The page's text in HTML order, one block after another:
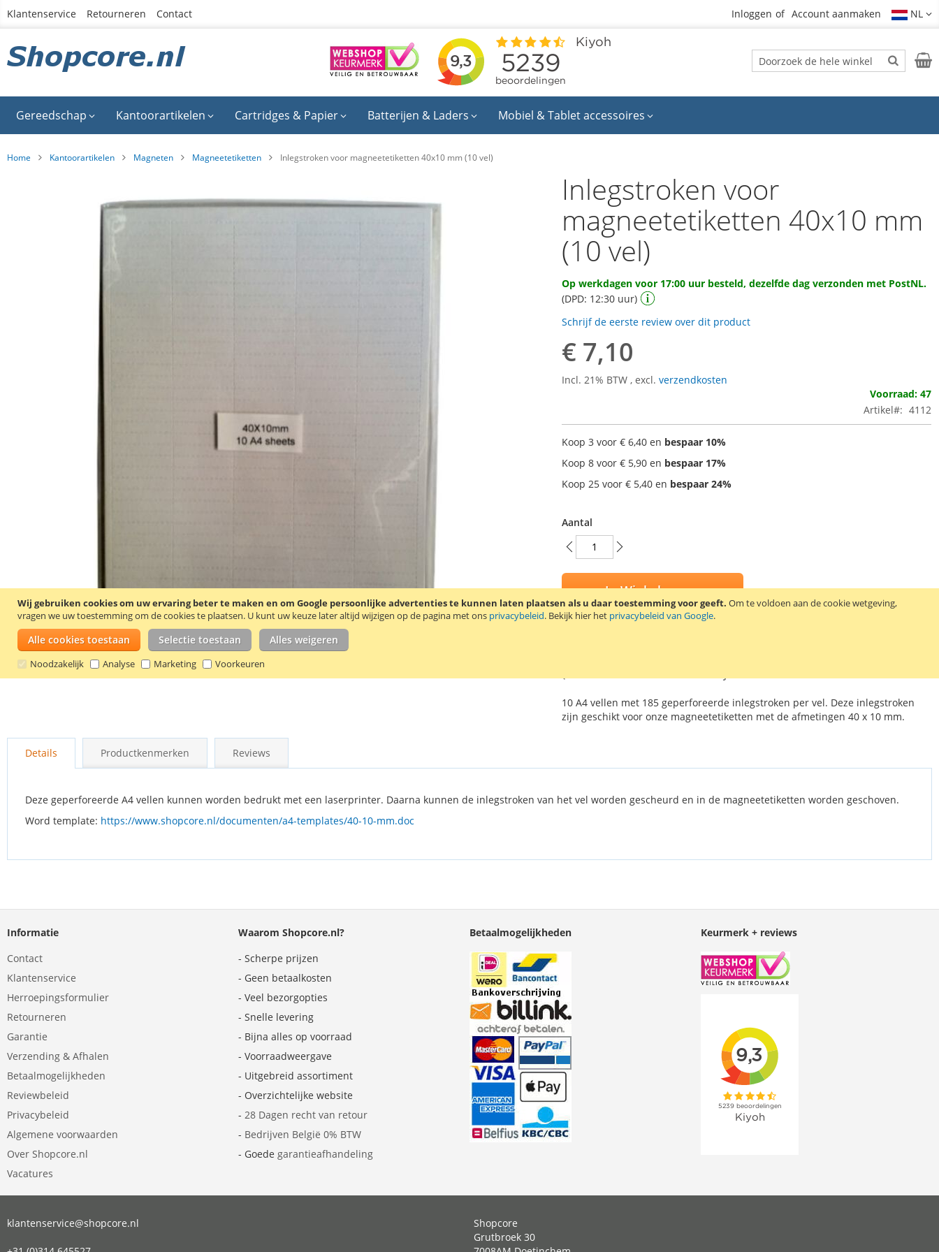
Wij gebruiken cookies om uw ervaring beter te maken en om Google persoonlijke advertenties te kunnen laten plaatsen als u daar toestemming voor geeft. Om te voldoen aan de cookie wetgeving,
vragen we uw toestemming om de cookies te plaatsen. U kunt uw keuze later altijd wijzigen op de pagina met ons privacybeleid. Bekijk hier het privacybeleid van Google.
Alle cookies toestaan Selectie toestaan Alles weigeren
Noodzakelijk Analyse Marketing Voorkeuren
Ga
inhoud
Klantenservice Retourneren Contact Inloggen Account aanmaken NL
Zoek
Zoek
Gereedschap Kantoorartikelen Cartridges & Papier Batterijen & Laders Mobiel & Tablet accessoires
Home Kantoorartikelen Magneten Magneetetiketten Inlegstroken voor magneetetiketten 40x10 mm (10 vel)
het
begin
gallerij
Inlegstroken voor
magneetetiketten 40x10 mm
(10 vel)
Op werkdagen voor 17:00 uur besteld, dezelfde dag verzonden met PostNL.
(DPD: 12:30 uur)
Schrijf de eerste review over dit product
€ 7,10
Incl. 21% BTW, excl.verzendkosten
Voorraad: 47
Artikel
4112
Koop 3 voor€ 6,40 en bespaar 10%
Koop 8 voor€ 5,90 en bespaar 17%
Koop 25 voor€ 5,40 en bespaar 24%
Aantal
In Winkelwagen
10 A4 vellen met 185 geperforeerde inlegstroken per vel. Deze inlegstroken
zijn geschikt voor onze magneetetiketten met de afmetingen 40 x 10 mm.
Details Productkenmerken Reviews
Deze geperforeerde A4 vellen kunnen worden bedrukt met een laserprinter. Daarna kunnen de inlegstroken van het vel worden gescheurd en in de magneetetiketten worden geschoven.
Word template: https://www.shopcore.nl/documenten/a4-templates/40-10-mm.doc
Informatie
Contact
Klantenservice
Herroepingsformulier
Retourneren
Garantie
Verzending & Afhalen
Betaalmogelijkheden
Reviewbeleid
Privacybeleid
Algemene voorwaarden
Over Shopcore.nl
Vacatures
Waarom Shopcore.nl?
- Scherpe prijzen
- Geen betaalkosten
- Veel bezorgopties
- Snelle levering
- Bijna alles op voorraad
- Voorraadweergave
- Uitgebreid assortiment
- Overzichtelijke website
- 28 Dagen recht van retour
- Bedrijven België 0% BTW
- Goede garantieafhandeling
Betaalmogelijkheden Keurmerk + reviews
klantenservice@shopcore.nl
Shopcore
Grutbroek 30